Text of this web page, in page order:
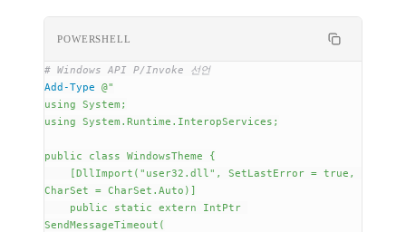
POWERSHELL
# Windows API P/Invoke 선언
Add-Type @"
using System;
using System.Runtime.InteropServices;
public class WindowsTheme {
CharSet = CharSet.Auto)]
SendMessageTimeout(